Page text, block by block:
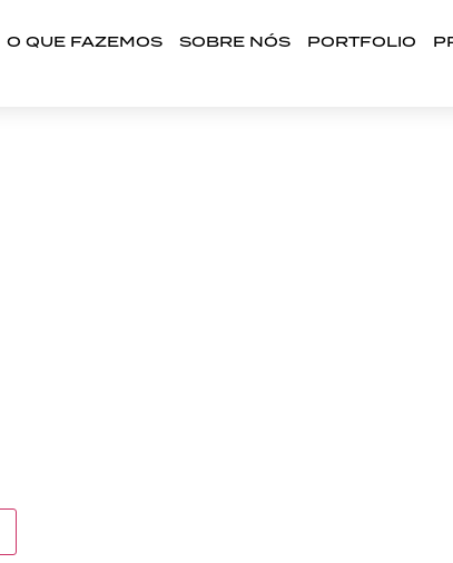
O QUE FAZEMOS SOBRE NÓS PORTFOLIO